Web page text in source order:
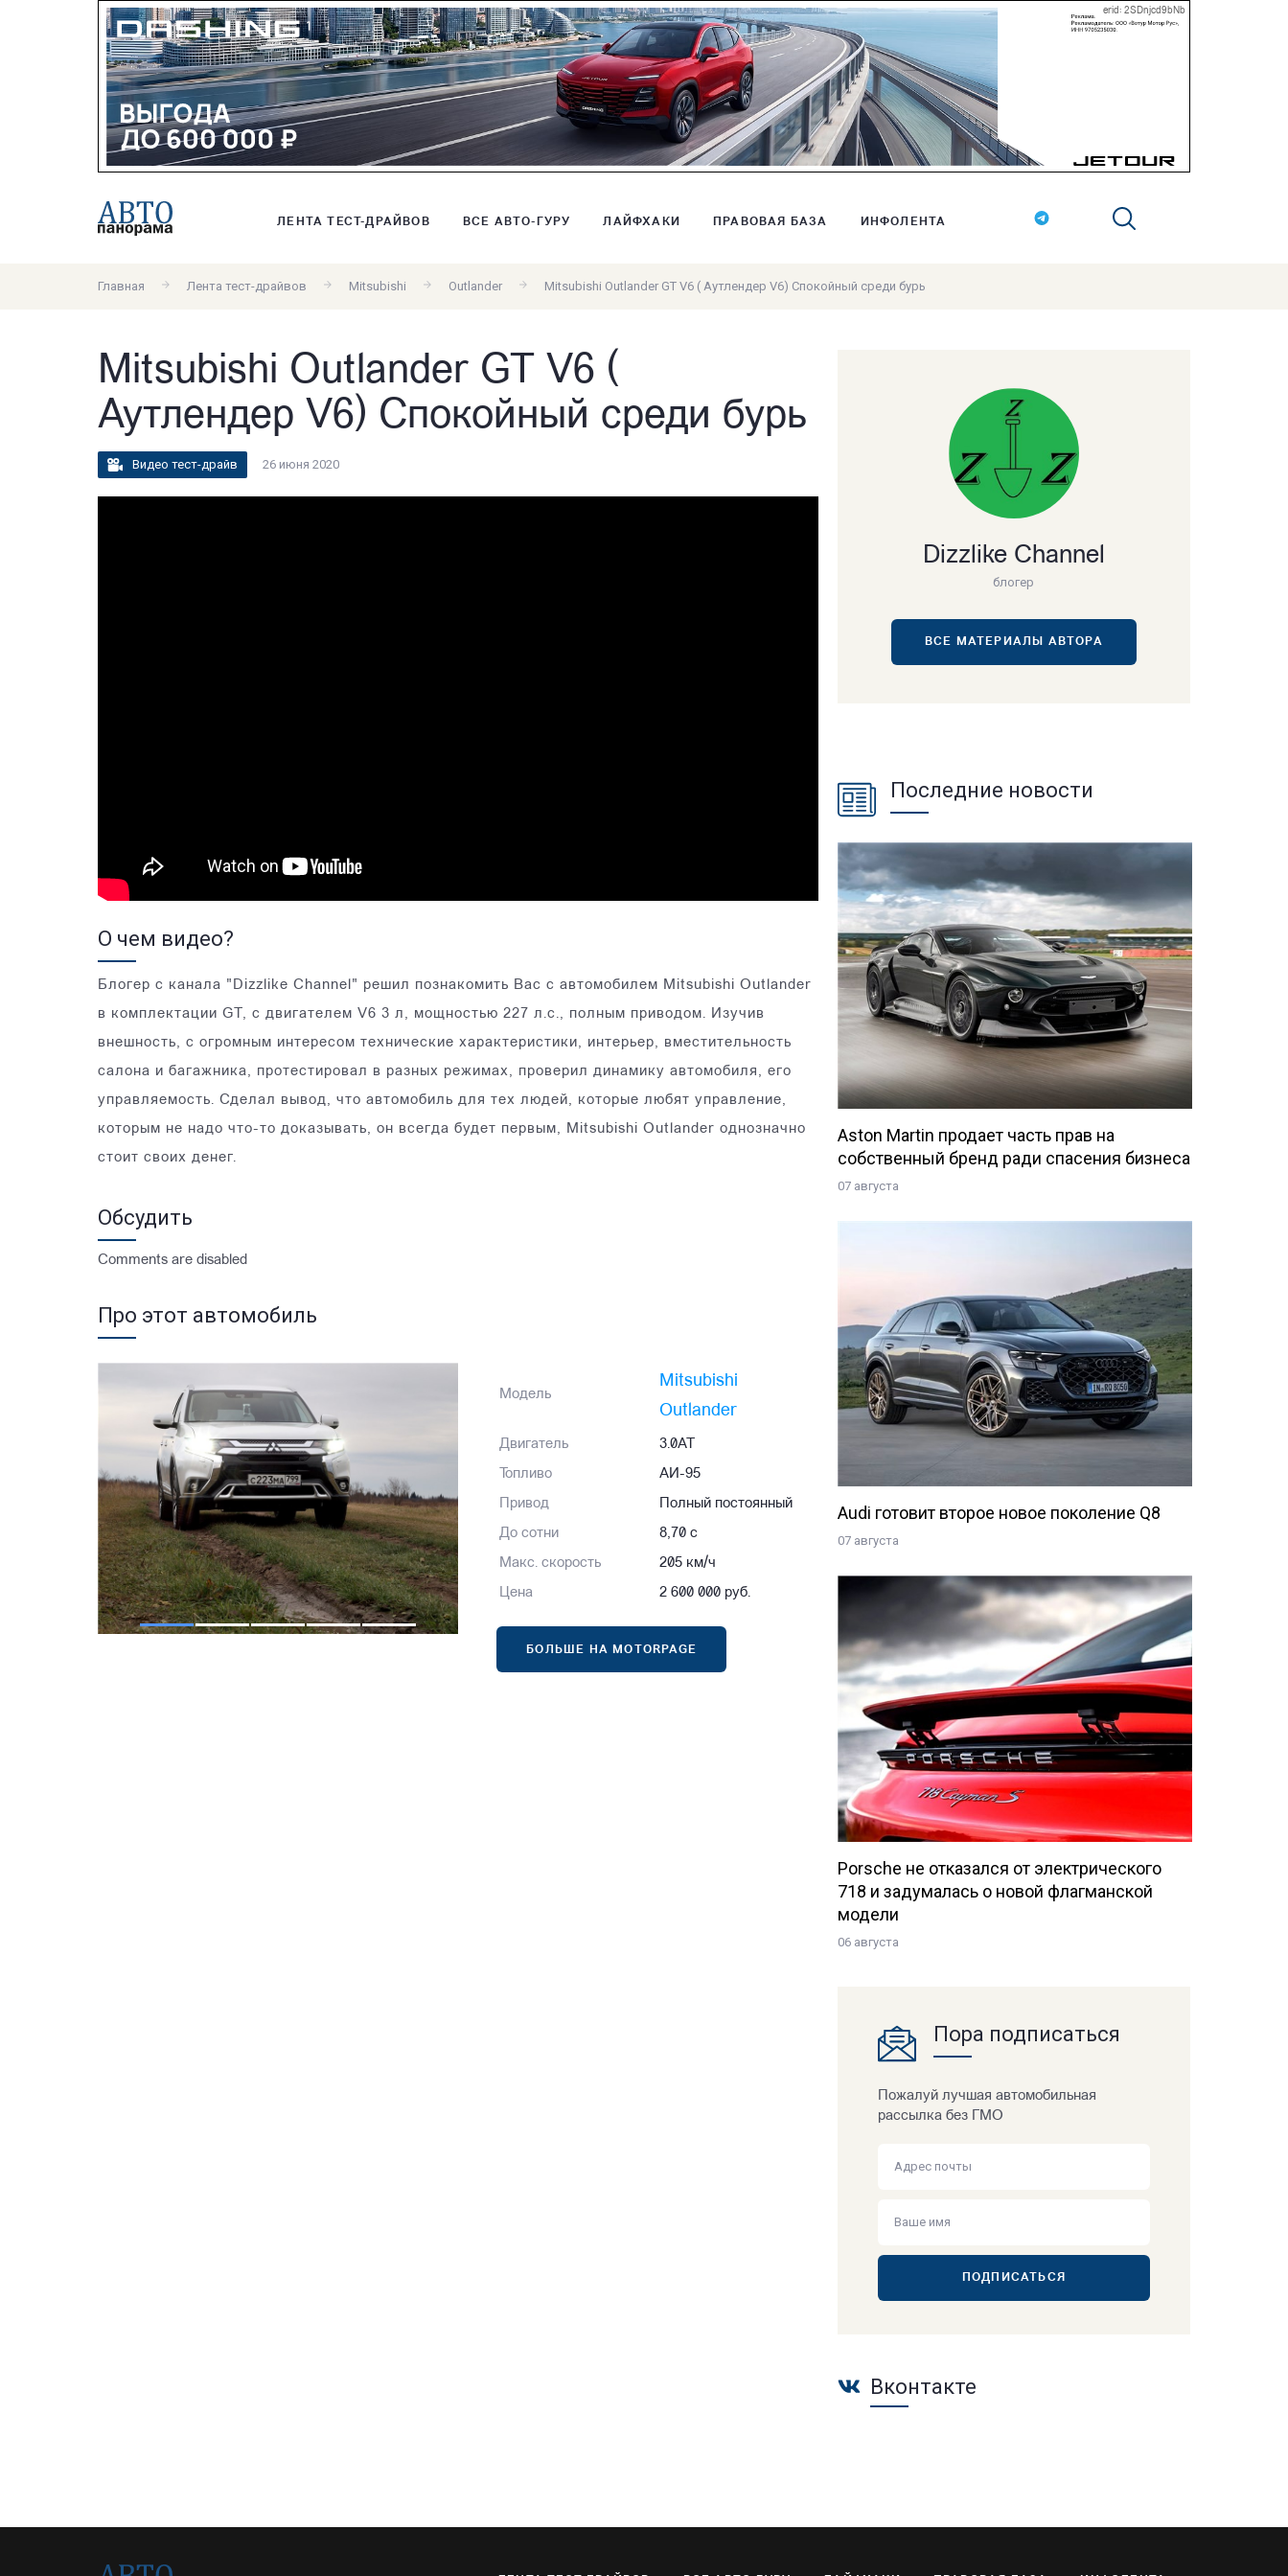
erid: 2SDnjcd9bNb
ЛЕНТА ТЕСТ-ДРАЙВОВ ВСЕ АВТО-ГУРУ ЛАЙФХАКИ ПРАВОВАЯ БАЗА ИНФОЛЕНТА
Главная Лента тест-драйвов Mitsubishi Outlander Mitsubishi Outlander GT V6 ( Аутлендер V6) Спокойный среди бурь
Mitsubishi Outlander GT V6 (
Аутлендер V6) Спокойный среди бурь
Видео тест-драйв 26 июня 2020
О чем видео?
Блогер с канала "Dizzlike Channel" решил познакомить Вас с автомобилем Mitsubishi Outlander
в комплектации GT, с двигателем V6 3 л, мощностью 227 л.с., полным приводом. Изучив
внешность, с огромным интересом технические характеристики, интерьер, вместительность
салона и багажника, протестировал в разных режимах, проверил динамику автомобиля, его
управляемость. Сделал вывод, что автомобиль для тех людей, которые любят управление,
которым не надо что-то доказывать, он всегда будет первым, Mitsubishi Outlander однозначно
стоит своих денег.
Обсудить
Comments are disabled
Про этот автомобиль
Модель
Mitsubishi
Outlander
Двигатель 3.0AT
Топливо АИ-95
Привод Полный постоянный
До сотни 8,70 с
Макс. скорость 205 км/ч
Цена 2 600 000 руб.
БОЛЬШЕ НА MOTORPAGE
Dizzlike Channel
блогер
ВСЕ МАТЕРИАЛЫ АВТОРА
Последние новости
Aston Martin продает часть прав на
собственный бренд ради спасения бизнеса
07 августа
Audi готовит второе новое поколение Q8
07 августа
Porsche не отказался от электрического
718 и задумалась о новой флагманской
модели
06 августа
Пора подписаться
Пожалуй лучшая автомобильная
рассылка без ГМО
ПОДПИСАТЬСЯ
Вконтакте